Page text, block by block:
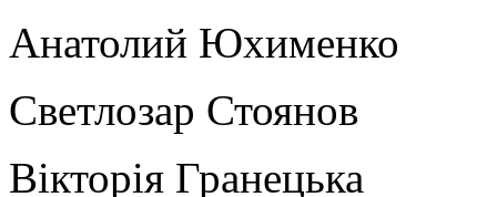
Анатолий Юхименко
Светлозар Стоянов
Вікторія Гранецька